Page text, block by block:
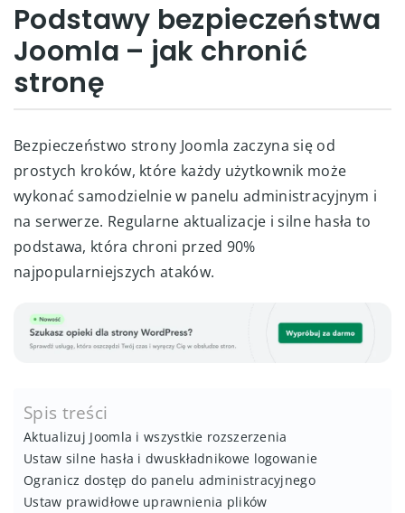
Podstawy bezpieczeństwa
Joomla – jak chronić
stronę
Bezpieczeństwo strony Joomla zaczyna się od
prostych kroków, które każdy użytkownik może
wykonać samodzielnie w panelu administracyjnym i
na serwerze. Regularne aktualizacje i silne hasła to
podstawa, która chroni przed 90%
najpopularniejszych ataków.
Spis treści
Aktualizuj Joomla i wszystkie rozszerzenia
Ustaw silne hasła i dwuskładnikowe logowanie
Ogranicz dostęp do panelu administracyjnego
Ustaw prawidłowe uprawnienia plików